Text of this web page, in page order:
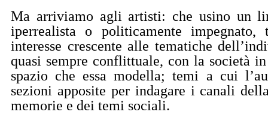
Ma arriviamo agli artisti: che usino un
iperrealista o politicamente impegnato,
interesse crescente alle tematiche
quasi sempre conflittuale, con la società
spazio che essa modella; temi a cui
sezioni apposite per indagare i canali
memorie e dei temi sociali.